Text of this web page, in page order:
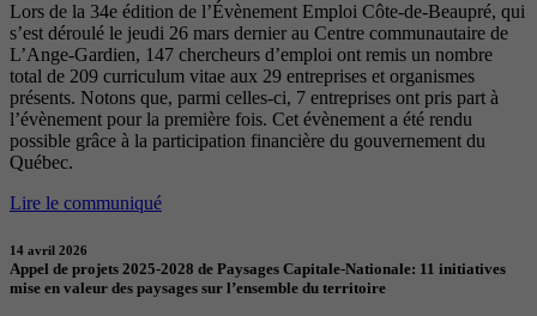
Lors de la 34e édition de l’Évènement Emploi Côte-de-Beaupré, qui
s’est déroulé le jeudi 26 mars dernier au Centre communautaire de
L’Ange-Gardien, 147 chercheurs d’emploi ont remis un nombre
total de 209 curriculum vitae aux 29 entreprises et organismes
présents. Notons que, parmi celles-ci, 7 entreprises ont pris part à
l’évènement pour la première fois. Cet évènement a été rendu
possible grâce à la participation financière du gouvernement du
Québec.
Lire le communiqué
14 avril 2026
Appel de projets 2025-2028 de Paysages Capitale-Nationale: 11 initiatives
mise en valeur des paysages sur l’ensemble du territoire